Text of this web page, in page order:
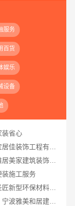
服务
百货
娱乐
设备
装省心
佛山顺德专业家装装饰佛山市雅居美家建筑装饰工程有限公司
施工服务
空间定制设计方案厂家，江西圣匠新型环保材料有限公司，个性化全屋整装
匠心施工家装改造二手房改造，宁波雅美和居建材科技有限公司